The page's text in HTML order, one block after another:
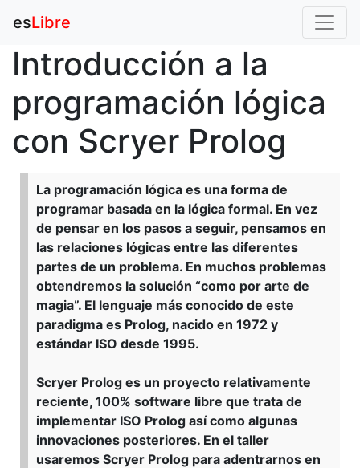
esLibre
Introducción a la
programación lógica
con Scryer Prolog
La programación lógica es una forma de
programar basada en la lógica formal. En vez
de pensar en los pasos a seguir, pensamos en
las relaciones lógicas entre las diferentes
partes de un problema. En muchos problemas
obtendremos la solución “como por arte de
magia”. El lenguaje más conocido de este
paradigma es Prolog, nacido en 1972 y
estándar ISO desde 1995.
Scryer Prolog es un proyecto relativamente
reciente, 100% software libre que trata de
implementar ISO Prolog así como algunas
innovaciones posteriores. En el taller
usaremos Scryer Prolog para adentrarnos en